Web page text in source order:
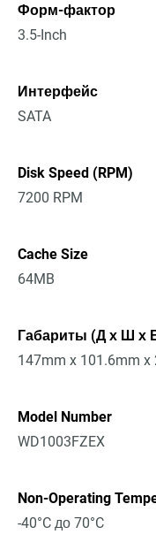
Форм-фактор
3.5-Inch
Интерфейс
SATA
Disk Speed (RPM)
7200 RPM
Cache Size
64MB
Габариты (Д х Ш х
147mm x 101.6mm x
Model Number
WD1003FZEX
Non-Operating
-40°C до 70°C